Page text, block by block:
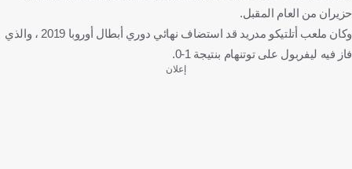
حزيران من العام المقبل.
وكان ملعب أتلتيكو مدريد قد استضاف نهائي دوري أبطال أوروبا 2019 ، والذي
فاز فيه ليفربول على توتنهام بنتيجة 1-0.
إعلان